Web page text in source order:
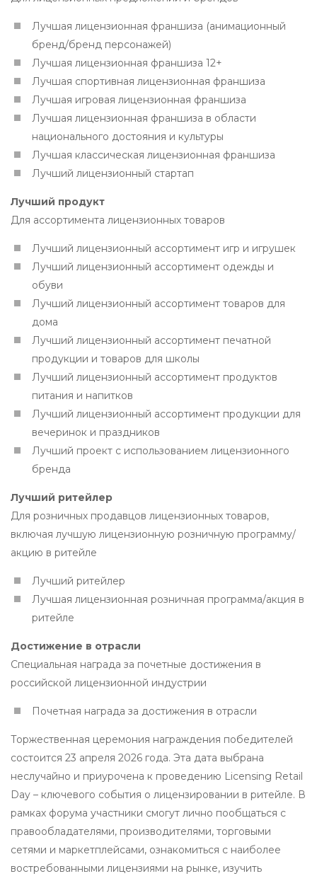
Лучшая лицензионная франшиза (анимационный
бренд/бренд персонажей)
Лучшая лицензионная франшиза 12+
Лучшая спортивная лицензионная франшиза
Лучшая игровая лицензионная франшиза
Лучшая лицензионная франшиза в области
национального достояния и культуры
Лучшая классическая лицензионная франшиза
Лучший лицензионный стартап
Лучший продукт
Для ассортимента лицензионных товаров
Лучший лицензионный ассортимент игр и игрушек
Лучший лицензионный ассортимент одежды и
обуви
Лучший лицензионный ассортимент товаров для
дома
Лучший лицензионный ассортимент печатной
продукции и товаров для школы
Лучший лицензионный ассортимент продуктов
питания и напитков
Лучший лицензионный ассортимент продукции для
вечеринок и праздников
Лучший проект с использованием лицензионного
бренда
Лучший ритейлер
Для розничных продавцов лицензионных товаров,
включая лучшую лицензионную розничную программу/
акцию в ритейле
Лучший ритейлер
Лучшая лицензионная розничная программа/акция в
ритейле
Достижение в отрасли
Специальная награда за почетные достижения в
российской лицензионной индустрии
Почетная награда за достижения в отрасли
Торжественная церемония награждения победителей
состоится 23 апреля 2026 года. Эта дата выбрана
неслучайно и приурочена к проведению Licensing Retail
Day – ключевого события о лицензировании в ритейле. В
рамках форума участники смогут лично пообщаться с
правообладателями, производителями, торговыми
сетями и маркетплейсами, ознакомиться с наиболее
востребованными лицензиями на рынке, изучить